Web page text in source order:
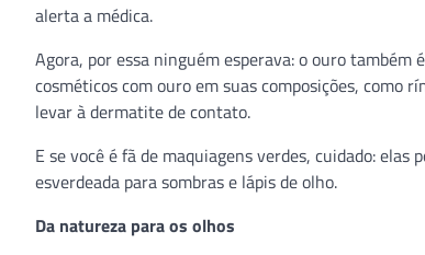
alerta a médica.
Agora, por essa ninguém esperava: o ouro também
cosméticos com ouro em suas composições, como
levar à dermatite de contato.
E se você é fã de maquiagens verdes, cuidado:
esverdeada para sombras e lápis de olho.
Da natureza para os olhos